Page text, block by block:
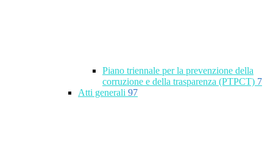
Piano triennale per la prevenzione della
corruzione e della trasparenza (PTPCT) 7
Atti generali 97